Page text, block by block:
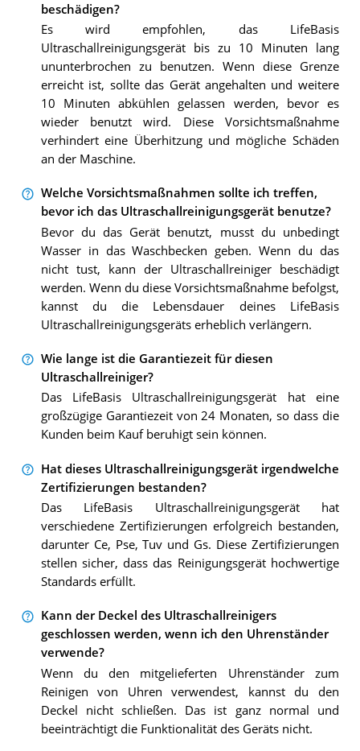
beschädigen?
Es wird empfohlen, das LifeBasis
Ultraschallreinigungsgerät bis zu 10 Minuten lang
ununterbrochen zu benutzen. Wenn diese Grenze
erreicht ist, sollte das Gerät angehalten und weitere
10 Minuten abkühlen gelassen werden, bevor es
wieder benutzt wird. Diese Vorsichtsmaßnahme
verhindert eine Überhitzung und mögliche Schäden
an der Maschine.
Welche Vorsichtsmaßnahmen sollte ich treffen,
bevor ich das Ultraschallreinigungsgerät benutze?
Bevor du das Gerät benutzt, musst du unbedingt
Wasser in das Waschbecken geben. Wenn du das
nicht tust, kann der Ultraschallreiniger beschädigt
werden. Wenn du diese Vorsichtsmaßnahme befolgst,
kannst du die Lebensdauer deines LifeBasis
Ultraschallreinigungsgeräts erheblich verlängern.
Wie lange ist die Garantiezeit für diesen
Ultraschallreiniger?
Das LifeBasis Ultraschallreinigungsgerät hat eine
großzügige Garantiezeit von 24 Monaten, so dass die
Kunden beim Kauf beruhigt sein können.
Hat dieses Ultraschallreinigungsgerät irgendwelche
Zertifizierungen bestanden?
Das LifeBasis Ultraschallreinigungsgerät hat
verschiedene Zertifizierungen erfolgreich bestanden,
darunter Ce, Pse, Tuv und Gs. Diese Zertifizierungen
stellen sicher, dass das Reinigungsgerät hochwertige
Standards erfüllt.
Kann der Deckel des Ultraschallreinigers
geschlossen werden, wenn ich den Uhrenständer
verwende?
Wenn du den mitgelieferten Uhrenständer zum
Reinigen von Uhren verwendest, kannst du den
Deckel nicht schließen. Das ist ganz normal und
beeinträchtigt die Funktionalität des Geräts nicht.